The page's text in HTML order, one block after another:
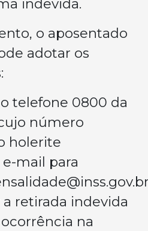
indevida.
o aposentado
adotar os
telefone 0800 da
número
holerite
mail para
retirada indevida
na